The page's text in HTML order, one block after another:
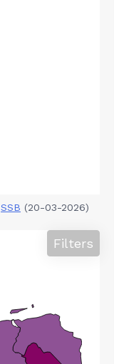
SSB (20-03-2026)
Filters